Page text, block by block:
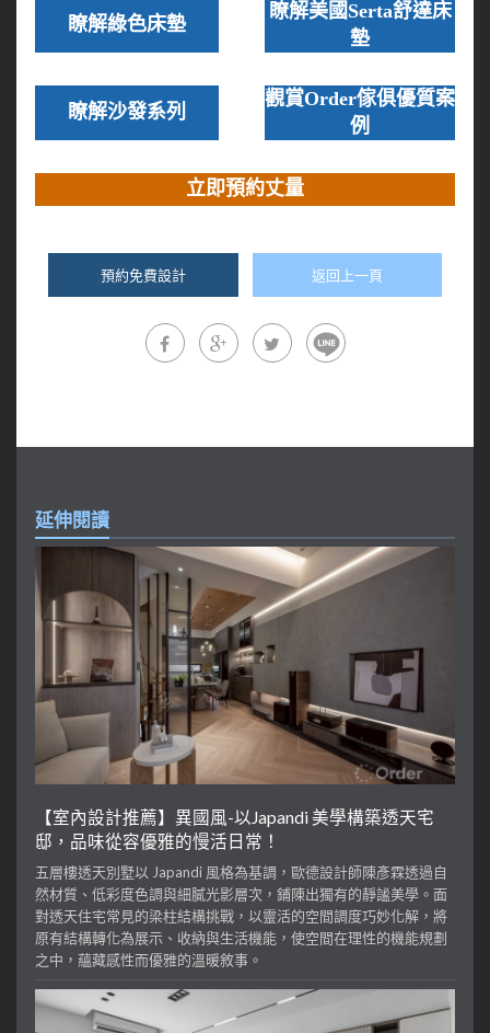
瞭解綠色床墊
瞭解美國Serta舒達床
墊
瞭解沙發系列
觀賞Order傢俱優質案
例
立即預約丈量
預約免費設計 返回上一頁
延伸閱讀
【室內設計推薦】異國風-以Japandi 美學構築透天宅
邸，品味從容優雅的慢活日常！
五層樓透天別墅以 Japandi 風格為基調，歐德設計師陳彥霖透過自
然材質、低彩度色調與細膩光影層次，鋪陳出獨有的靜謐美學。面
對透天住宅常見的梁柱結構挑戰，以靈活的空間調度巧妙化解，將
原有結構轉化為展示、收納與生活機能，使空間在理性的機能規劃
之中，蘊藏感性而優雅的溫暖敘事。